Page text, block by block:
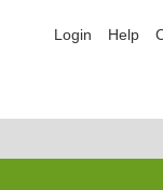
Login Help